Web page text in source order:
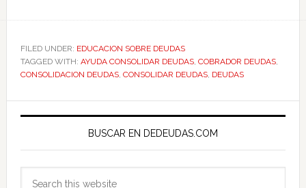
FILED UNDER: EDUCACION SOBRE DEUDAS
TAGGED WITH: AYUDA CONSOLIDAR DEUDAS, COBRADOR DEUDAS,
CONSOLIDACION DEUDAS, CONSOLIDAR DEUDAS, DEUDAS
Primary
BUSCAR EN DEDEUDAS.COM